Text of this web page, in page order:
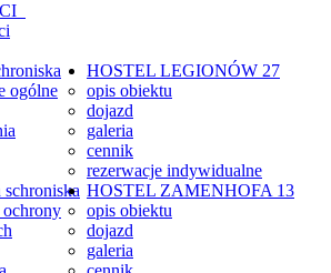
ogólne
ochrony
HOSTEL LEGIONÓW 27
opis obiektu
dojazd
galeria
cennik
rezerwacje indywidualne
HOSTEL ZAMENHOFA 13
opis obiektu
dojazd
galeria